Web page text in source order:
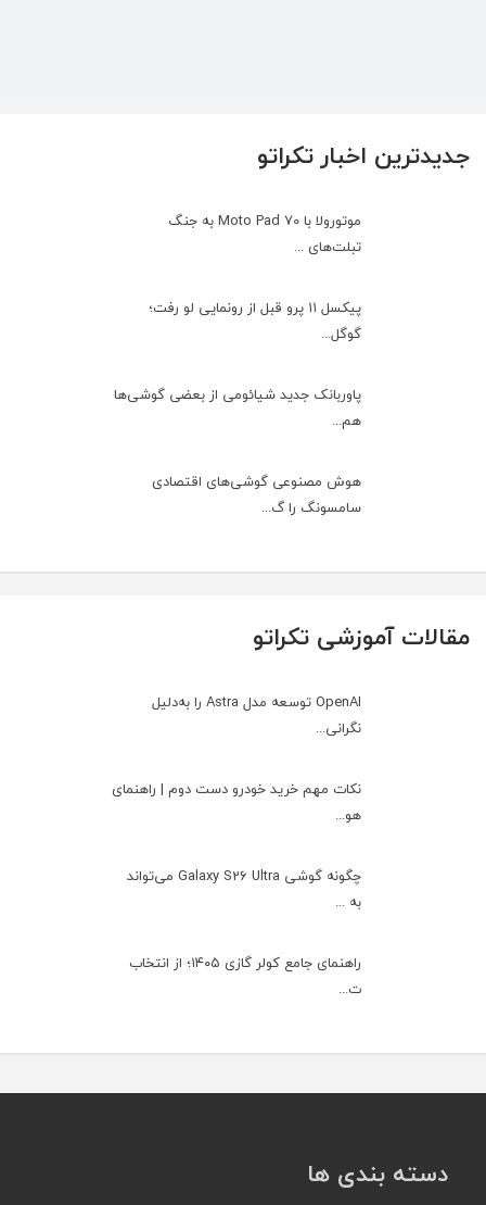
جدیدترین اخبار تکراتو
موتورولا با Moto Pad 70 به جنگ
تبلت‌های ...
پیکسل ۱۱ پرو قبل از رونمایی لو رفت؛
گوگل...
پاوربانک جدید شیائومی از بعضی گوشی‌ها
هم...
هوش مصنوعی گوشی‌های اقتصادی
سامسونگ را گ...
مقالات آموزشی تکراتو
OpenAI توسعه مدل Astra را به‌دلیل
نگرانی...
نکات مهم خرید خودرو دست دوم | راهنمای
هو...
چگونه گوشی Galaxy S26 Ultra می‌تواند
به ...
راهنمای جامع کولر گازی ۱۴۰۵؛ از انتخاب
ت...
دسته بندی ها